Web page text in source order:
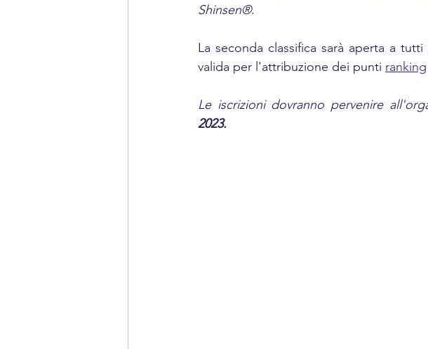
Shinsen®.
La seconda classifica sarà aperta a
valida per l'attribuzione dei punti ranking
Le iscrizioni dovranno pervenire
2023.